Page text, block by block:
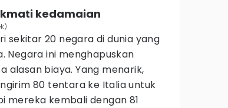
kedamaian
sekitar 20 negara di dunia yang
Negara ini menghapuskan
alasan biaya. Yang menarik,
80 tentara ke Italia untuk
mereka kembali dengan 81